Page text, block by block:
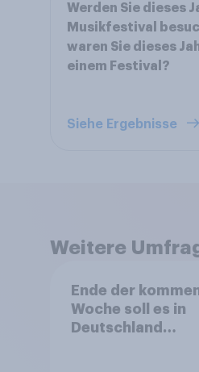
Werden Sie dieses
Musikfestival
waren Sie dieses
einem Festival?
Siehe Ergebnisse
Weitere
Ende der
Woche soll es in
Deutschland